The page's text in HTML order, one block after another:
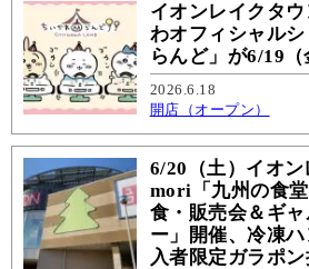
イオンレイクタ
わオフィシャル
らんど」が6/19
2026.6.18
開店（オープン）
6/20（土）イオ
mori「九州の食
食・販売会＆ギ
ー」開催、冷凍
入者限定ガラポ